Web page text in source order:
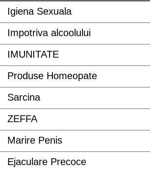
Igiena Sexuala
Impotriva alcoolului
IMUNITATE
Produse Homeopate
Sarcina
ZEFFA
Marire Penis
Ejaculare Precoce